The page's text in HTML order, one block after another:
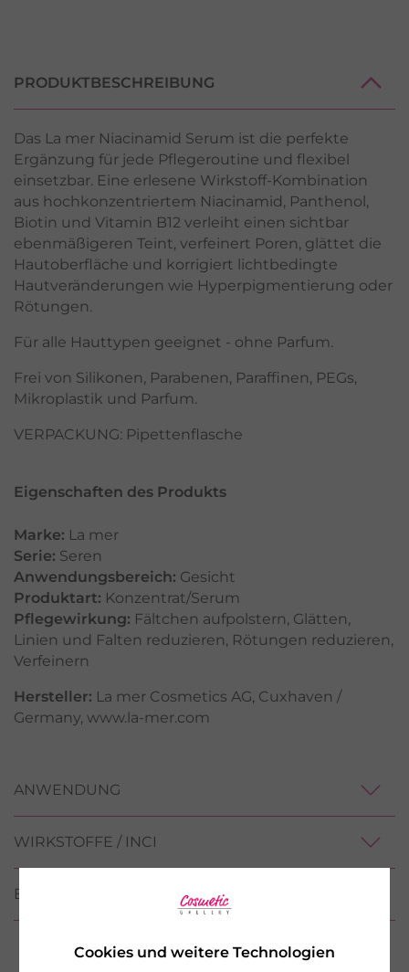
Cookies und weitere Technologien
PRODUKTBESCHREIBUNG
Das La mer Niacinamid Serum ist die perfekte
Ergänzung für jede Pflegeroutine und flexibel
einsetzbar. Eine erlesene Wirkstoff-Kombination
aus hochkonzentriertem Niacinamid, Panthenol,
Biotin und Vitamin B12 verleiht einen sichtbar
ebenmäßigeren Teint, verfeinert Poren, glättet die
Hautoberfläche und korrigiert lichtbedingte
Hautveränderungen wie Hyperpigmentierung oder
Rötungen.
Für alle Hauttypen geeignet - ohne Parfum.
Frei von Silikonen, Parabenen, Paraffinen, PEGs,
Mikroplastik und Parfum.
VERPACKUNG: Pipettenflasche
Eigenschaften des Produkts
Marke: La mer
Serie: Seren
Anwendungsbereich: Gesicht
Produktart: Konzentrat/Serum
Pflegewirkung: Fältchen aufpolstern, Glätten,
Linien und Falten reduzieren, Rötungen reduzieren,
Verfeinern
Hersteller: La mer Cosmetics AG, Cuxhaven /
Germany, www.la-mer.com
ANWENDUNG
WIRKSTOFFE / INCI
BEWERTUNGEN